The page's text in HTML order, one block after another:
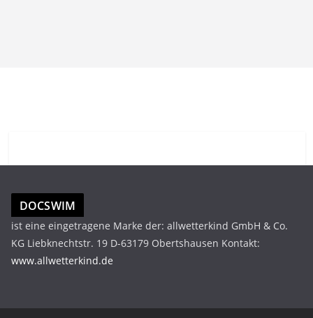
DOCSWIM
ist eine eingetragene Marke der: allwetterkind GmbH & Co.
KG Liebknechtstr. 19 D-63179 Obertshausen Kontakt:
www.allwetterkind.de